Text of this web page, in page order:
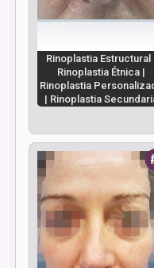
Rinoplastia Estructural
Rinoplastia Étnica |
Rinoplastia
| Rinoplastia